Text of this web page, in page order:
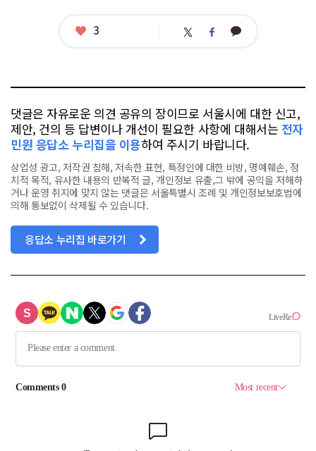
좋
3 트 페 카
댓글은 자유로운 의견 공유의 장이므로 서울시에 대한 신고,
제안, 건의 등 답변이나 개선이 필요한 사항에 대해서는 전자
민원 응답소 누리집을 이용하여 주시기 바랍니다.
상업성 광고, 저작권 침해, 저속한 표현, 특정인에 대한 비방, 명예훼손, 정
치적 목적, 유사한 내용의 반복적 글, 개인정보 유출,그 밖에 공익을 저해하
거나 운영 취지에 맞지 않는 댓글은 서울특별시 조례 및 개인정보보호법에
의해 통보없이 삭제될 수 있습니다.
응답소 누리집 바로가기